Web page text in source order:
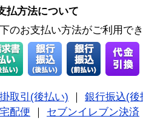
払方法について
のお支払い方法がご利用で
取引(後払い)
銀行振込(後
配便
セブンイレブン決済